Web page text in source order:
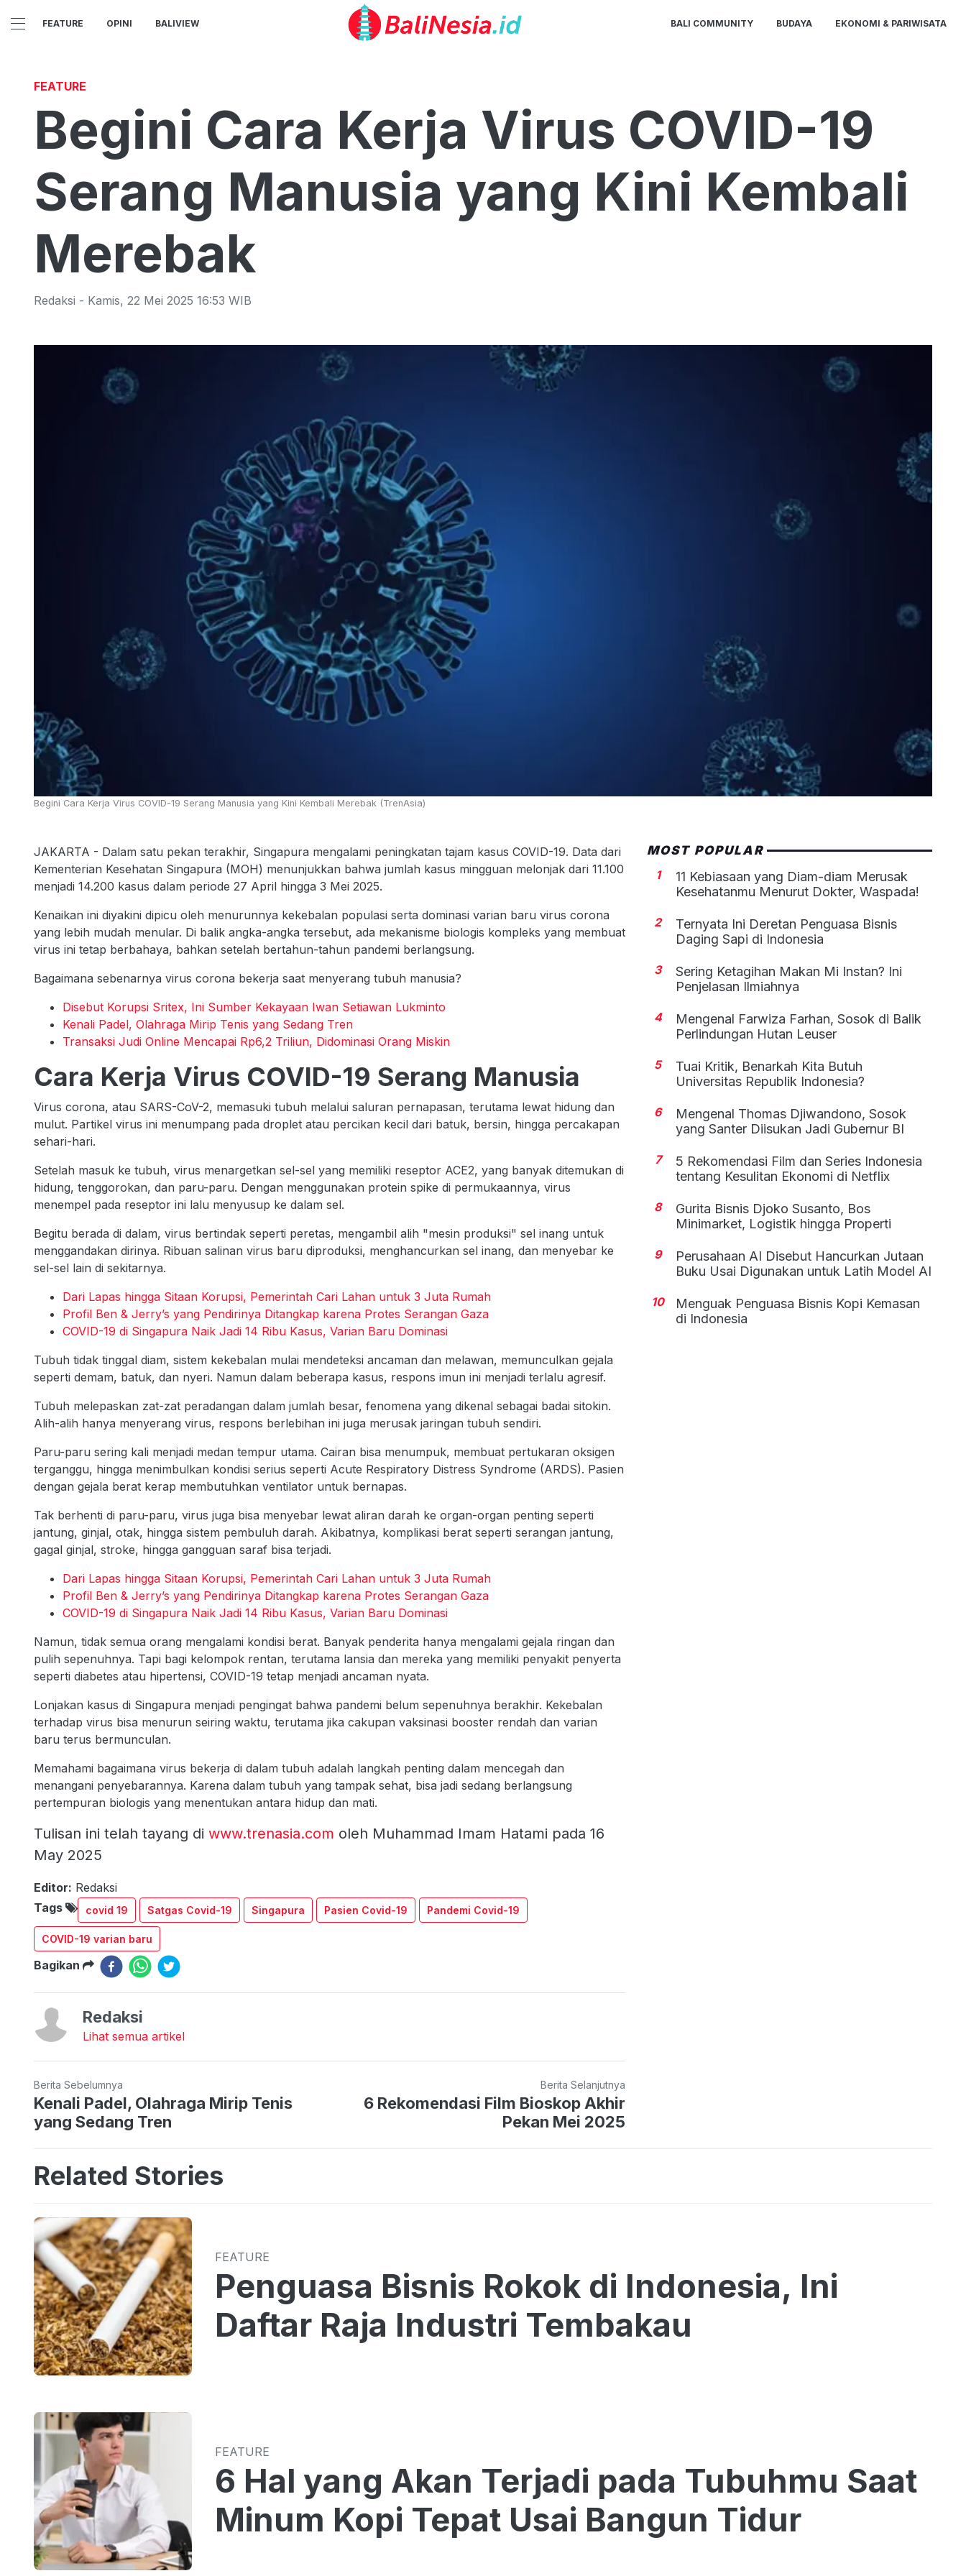
FEATURE OPINI BALIVIEW BALI COMMUNITY BUDAYA EKONOMI & PARIWISATA
FEATURE
Begini Cara Kerja Virus COVID-19
Serang Manusia yang Kini Kembali
Merebak
Redaksi - Kamis, 22 Mei 2025 16:53 WIB
Begini Cara Kerja Virus COVID-19 Serang Manusia yang Kini Kembali Merebak (TrenAsia)
JAKARTA - Dalam satu pekan terakhir, Singapura mengalami peningkatan tajam kasus COVID-19. Data dari
Kementerian Kesehatan Singapura (MOH) menunjukkan bahwa jumlah kasus mingguan melonjak dari 11.100
menjadi 14.200 kasus dalam periode 27 April hingga 3 Mei 2025.
Kenaikan ini diyakini dipicu oleh menurunnya kekebalan populasi serta dominasi varian baru virus corona
yang lebih mudah menular. Di balik angka-angka tersebut, ada mekanisme biologis kompleks yang membuat
virus ini tetap berbahaya, bahkan setelah bertahun-tahun pandemi berlangsung.
Bagaimana sebenarnya virus corona bekerja saat menyerang tubuh manusia?
Disebut Korupsi Sritex, Ini Sumber Kekayaan Iwan Setiawan Lukminto
Kenali Padel, Olahraga Mirip Tenis yang Sedang Tren
Transaksi Judi Online Mencapai Rp6,2 Triliun, Didominasi Orang Miskin
Cara Kerja Virus COVID-19 Serang Manusia
Virus corona, atau SARS-CoV-2, memasuki tubuh melalui saluran pernapasan, terutama lewat hidung dan
mulut. Partikel virus ini menumpang pada droplet atau percikan kecil dari batuk, bersin, hingga percakapan
sehari-hari.
Setelah masuk ke tubuh, virus menargetkan sel-sel yang memiliki reseptor ACE2, yang banyak ditemukan di
hidung, tenggorokan, dan paru-paru. Dengan menggunakan protein spike di permukaannya, virus
menempel pada reseptor ini lalu menyusup ke dalam sel.
Begitu berada di dalam, virus bertindak seperti peretas, mengambil alih "mesin produksi" sel inang untuk
menggandakan dirinya. Ribuan salinan virus baru diproduksi, menghancurkan sel inang, dan menyebar ke
sel-sel lain di sekitarnya.
Dari Lapas hingga Sitaan Korupsi, Pemerintah Cari Lahan untuk 3 Juta Rumah
Profil Ben & Jerry’s yang Pendirinya Ditangkap karena Protes Serangan Gaza
COVID-19 di Singapura Naik Jadi 14 Ribu Kasus, Varian Baru Dominasi
Tubuh tidak tinggal diam, sistem kekebalan mulai mendeteksi ancaman dan melawan, memunculkan gejala
seperti demam, batuk, dan nyeri. Namun dalam beberapa kasus, respons imun ini menjadi terlalu agresif.
Tubuh melepaskan zat-zat peradangan dalam jumlah besar, fenomena yang dikenal sebagai badai sitokin.
Alih-alih hanya menyerang virus, respons berlebihan ini juga merusak jaringan tubuh sendiri.
Paru-paru sering kali menjadi medan tempur utama. Cairan bisa menumpuk, membuat pertukaran oksigen
terganggu, hingga menimbulkan kondisi serius seperti Acute Respiratory Distress Syndrome (ARDS). Pasien
dengan gejala berat kerap membutuhkan ventilator untuk bernapas.
Tak berhenti di paru-paru, virus juga bisa menyebar lewat aliran darah ke organ-organ penting seperti
jantung, ginjal, otak, hingga sistem pembuluh darah. Akibatnya, komplikasi berat seperti serangan jantung,
gagal ginjal, stroke, hingga gangguan saraf bisa terjadi.
Dari Lapas hingga Sitaan Korupsi, Pemerintah Cari Lahan untuk 3 Juta Rumah
Profil Ben & Jerry’s yang Pendirinya Ditangkap karena Protes Serangan Gaza
COVID-19 di Singapura Naik Jadi 14 Ribu Kasus, Varian Baru Dominasi
Namun, tidak semua orang mengalami kondisi berat. Banyak penderita hanya mengalami gejala ringan dan
pulih sepenuhnya. Tapi bagi kelompok rentan, terutama lansia dan mereka yang memiliki penyakit penyerta
seperti diabetes atau hipertensi, COVID-19 tetap menjadi ancaman nyata.
Lonjakan kasus di Singapura menjadi pengingat bahwa pandemi belum sepenuhnya berakhir. Kekebalan
terhadap virus bisa menurun seiring waktu, terutama jika cakupan vaksinasi booster rendah dan varian
baru terus bermunculan.
Memahami bagaimana virus bekerja di dalam tubuh adalah langkah penting dalam mencegah dan
menangani penyebarannya. Karena dalam tubuh yang tampak sehat, bisa jadi sedang berlangsung
pertempuran biologis yang menentukan antara hidup dan mati.
Tulisan ini telah tayang di www.trenasia.com oleh Muhammad Imam Hatami pada 16
May 2025
Editor: Redaksi
Tags
covid 19 Satgas Covid-19 Singapura Pasien Covid-19 Pandemi Covid-19
COVID-19 varian baru
Bagikan
Redaksi
Lihat semua artikel
Berita Sebelumnya
Kenali Padel, Olahraga Mirip Tenis
yang Sedang Tren
Berita Selanjutnya
6 Rekomendasi Film Bioskop Akhir
Pekan Mei 2025
MOST POPULAR
1
11 Kebiasaan yang Diam-diam Merusak
Kesehatanmu Menurut Dokter, Waspada!
2
Ternyata Ini Deretan Penguasa Bisnis
Daging Sapi di Indonesia
3
Sering Ketagihan Makan Mi Instan? Ini
Penjelasan Ilmiahnya
4
Mengenal Farwiza Farhan, Sosok di Balik
Perlindungan Hutan Leuser
5
Tuai Kritik, Benarkah Kita Butuh
Universitas Republik Indonesia?
6
Mengenal Thomas Djiwandono, Sosok
yang Santer Diisukan Jadi Gubernur BI
7
5 Rekomendasi Film dan Series Indonesia
tentang Kesulitan Ekonomi di Netflix
8
Gurita Bisnis Djoko Susanto, Bos
Minimarket, Logistik hingga Properti
9
Perusahaan AI Disebut Hancurkan Jutaan
Buku Usai Digunakan untuk Latih Model AI
10
Menguak Penguasa Bisnis Kopi Kemasan
di Indonesia
Related Stories
FEATURE
Penguasa Bisnis Rokok di Indonesia, Ini
Daftar Raja Industri Tembakau
FEATURE
6 Hal yang Akan Terjadi pada Tubuhmu Saat
Minum Kopi Tepat Usai Bangun Tidur